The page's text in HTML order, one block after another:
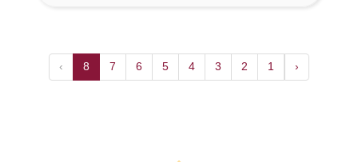
‹
1
2
3
4
5
6
7
8
›